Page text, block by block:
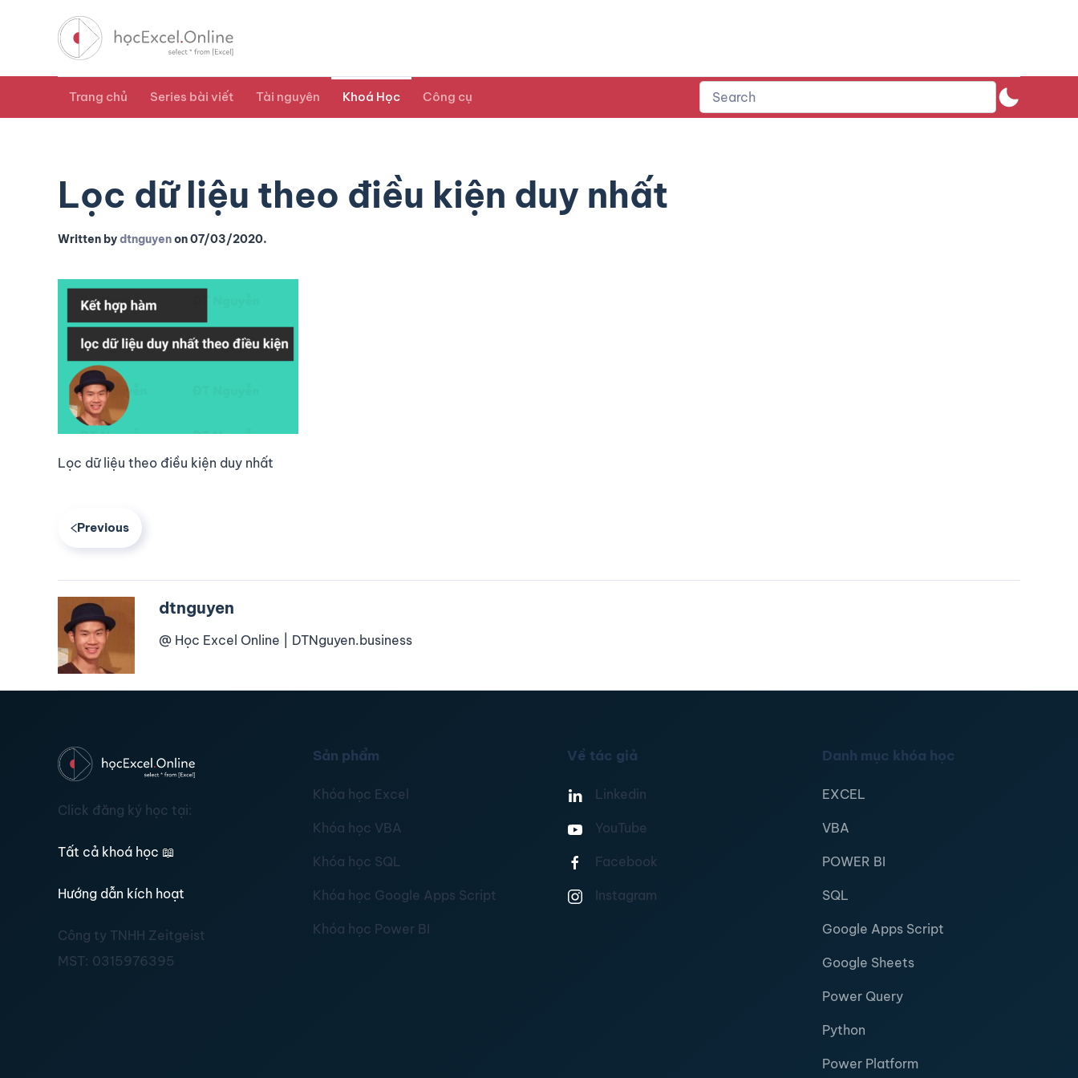
Trang chủ Series bài viết Tài nguyên Khoá Học Công cụ
Lọc dữ liệu theo điều kiện duy nhất
Written bydtnguyenon07/03/2020.
Lọc dữ liệu theo điều kiện duy nhất
Previous
dtnguyen
@ Học Excel Online | DTNguyen.business
Click đăng ký học tại:
Tất cả khoá học 📖
Hướng dẫn kích hoạt
Công ty TNHH Zeitgeist
MST: 0315976395
Sản phẩm
Khóa học Excel
Khóa học VBA
Khóa học SQL
Khóa học Google Apps Script
Khóa học Power BI
Về tác giả
Linkedin
YouTube
Facebook
Instagram
Danh mục khóa học
EXCEL
VBA
POWER BI
SQL
Google Apps Script
Google Sheets
Power Query
Python
Power Platform